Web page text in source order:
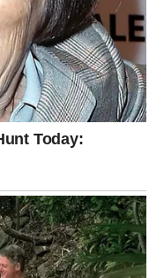
kada budete
tada pojaviće se
iskrenošću.
i neočekivane
odluke.